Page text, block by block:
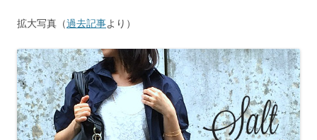
拡大写真（過去記事より）